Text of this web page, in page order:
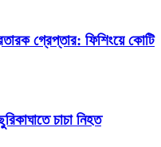
গ্রেপ্তার: ফিশিংয়ে কোটি
চাচা নিহত